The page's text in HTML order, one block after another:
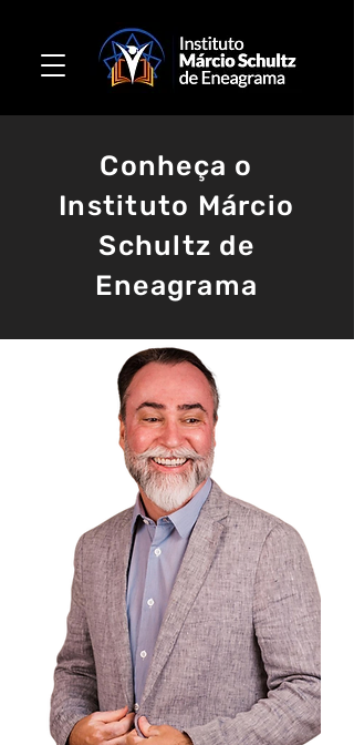
Conheça o
Instituto Márcio
Schultz de
Eneagrama